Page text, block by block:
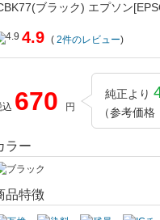
ブラック) エプソン
4.9 ( 2件のレビュー)
込 670 円
純正より
（参考価格
ラー
品特徴